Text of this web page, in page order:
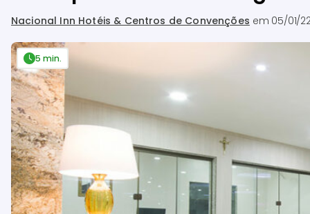
Nacional Inn Hotéis & Centros de Convenções em 05/01/
5 min.